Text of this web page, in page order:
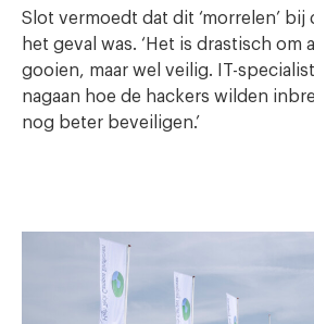
Slot vermoedt dat dit ‘morrelen’ bij
het geval was. ‘Het is drastisch om
gooien, maar wel veilig. IT-
nagaan hoe de hackers wilden
nog beter beveiligen.’